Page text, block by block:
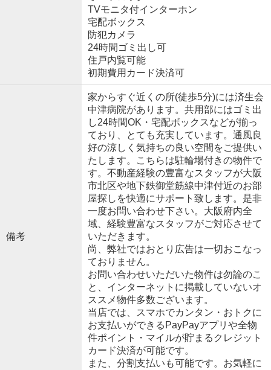
TVモニタ付インターホン
宅配ボックス
防犯カメラ
24時間ゴミ出し可
住戸内覧可能
初期費用カード決済可
備考
家からすぐ近くの所(徒歩5分)には済生会
中津病院があります。共用部にはゴミ出
し24時間OK・宅配ボックスなどが揃っ
ており、とても充実しています。通風良
好の涼しく気持ちの良い空間をご提供い
たします。こちらは駐輪場付きの物件で
す。不動産経験の豊富なスタッフが大阪
市北区や地下鉄御堂筋線中津付近のお部
屋探しを快適にサポート致します。是非
一度お問い合わせ下さい。大阪府内全
域、経験豊富なスタッフがご対応させて
いただきます。
尚、弊社ではおとり広告は一切おこなっ
ておりません。
お問い合わせいただいた物件は勿論のこ
と、インターネットに掲載していないオ
ススメ物件多数ございます。
当店では、スマホでカンタン・おトクに
お支払いができるPayPayアプリや全物
件ポイント・マイルが貯まるクレジット
カード決済が可能です。
また、分割支払いも可能です。お気軽に